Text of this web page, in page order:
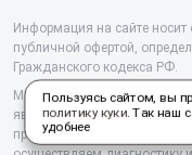
Миксеров
Тостеров
Кухонных комбайнов
Информация на сайте носит
публичной офертой,
Гражданского кодекса РФ.
Мы специализируемся на
являемся их официальным
профессиональные услуги
Пользуясь сайтом, вы
политику куки. Так наш
удобнее